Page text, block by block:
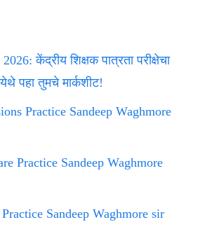
केंद्रीय शिक्षक पात्रता परीक्षेचा
पहा तुमचे मार्कशीट!
Practice Sandeep Waghmore
Practice Sandeep Waghmore
Sandeep Waghmore sir